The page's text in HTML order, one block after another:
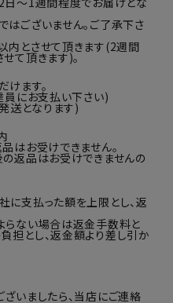
ございません。ご了承下さ
内とさせて頂きます(2週間
て頂きます)。
ます。
にお支払い下さい)
送となります)
はお受けできません。
返品はお受けできませんの
支払った額を上限とし、返
らない場合は返金手数料と
担とし、返金額より差し引か
いましたら、当店にご連絡